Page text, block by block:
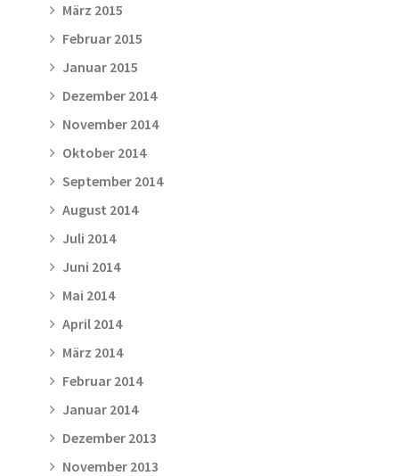
März 2015
Februar 2015
Januar 2015
Dezember 2014
November 2014
Oktober 2014
September 2014
August 2014
Juli 2014
Juni 2014
Mai 2014
April 2014
März 2014
Februar 2014
Januar 2014
Dezember 2013
November 2013